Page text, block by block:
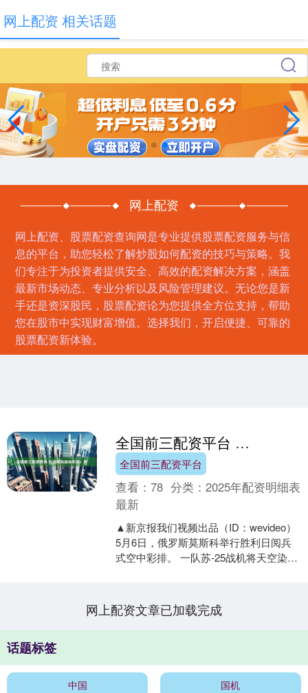
网上配资
网上配资、股票配资查询网是专业提供股票配资服务与信
息的平台，助您轻松了解炒股如何配资的技巧与策略。我
们专注于为投资者提供安全、高效的配资解决方案，涵盖
最新市场动态、专业分析以及风险管理建议。无论您是新
手还是资深股民，股票配资论为您提供全方位支持，帮助
您在股市中实现财富增值。选择我们，开启便捷、可靠的
股票配资新体验。
网上配资 相关话题
全国前三配资平台 红场阅兵空中彩排：苏
全国前三配资平台
查看：78 分类：2025年配资明细表
最新
▲新京报我们视频出品（ID：wevideo）
5月6日，俄罗斯莫斯科举行胜利日阅兵
式空中彩排。 一队苏-25战机将天空染成
网上配资文章已加载完成
话题标签
中国 国机